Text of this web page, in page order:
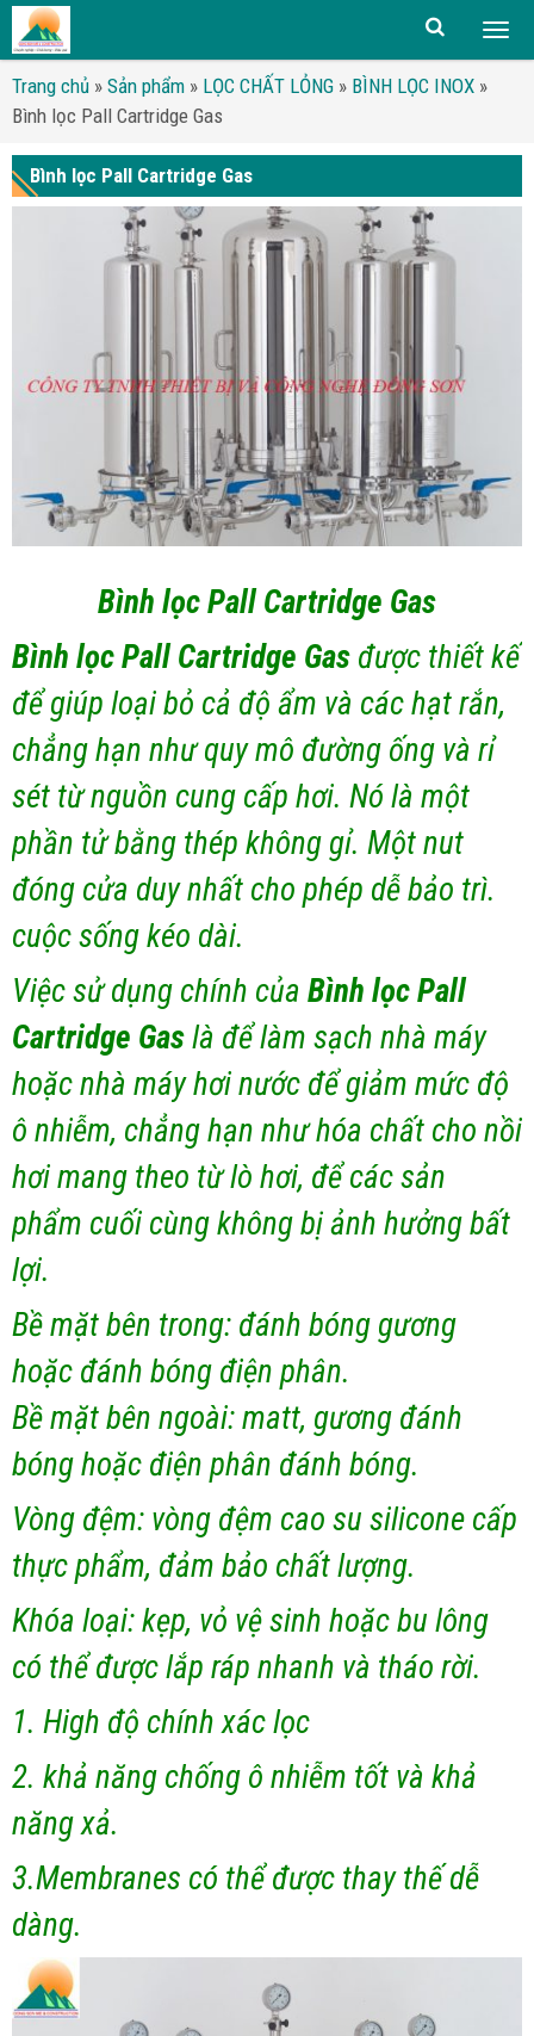
Trang chủ » Sản phẩm » LỌC CHẤT LỎNG » BÌNH LỌC INOX »
Bình lọc Pall Cartridge Gas
Bình lọc Pall Cartridge Gas
Bình lọc Pall Cartridge Gas
Bình lọc Pall Cartridge Gas được thiết kế
để giúp loại bỏ cả độ ẩm và các hạt rắn,
chẳng hạn như quy mô đường ống và rỉ
sét từ nguồn cung cấp hơi. Nó là một
phần tử bằng thép không gỉ. Một nut
đóng cửa duy nhất cho phép dễ bảo trì.
cuộc sống kéo dài.
Việc sử dụng chính của Bình lọc Pall
Cartridge Gaslà để làm sạch nhà máy
hoặc nhà máy hơi nước để giảm mức độ
ô nhiễm, chẳng hạn như hóa chất cho nồi
hơi mang theo từ lò hơi, để các sản
phẩm cuối cùng không bị ảnh hưởng bất
lợi.
Bề mặt bên trong: đánh bóng gương
hoặc đánh bóng điện phân.
Bề mặt bên ngoài: matt, gương đánh
bóng hoặc điện phân đánh bóng.
Vòng đệm: vòng đệm cao su silicone cấp
thực phẩm, đảm bảo chất lượng.
Khóa loại: kẹp, vỏ vệ sinh hoặc bu lông
có thể được lắp ráp nhanh và tháo rời.
1. High độ chính xác lọc
2. khả năng chống ô nhiễm tốt và khả
năng xả.
3.Membranes có thể được thay thế dễ
dàng.